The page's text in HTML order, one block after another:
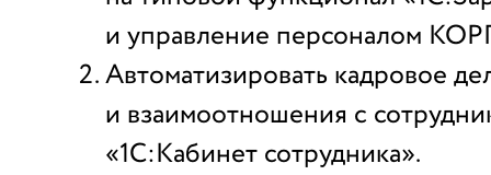
и управление персоналом
Автоматизировать кадровое
и взаимоотношения с
«1С:Кабинет сотрудника».